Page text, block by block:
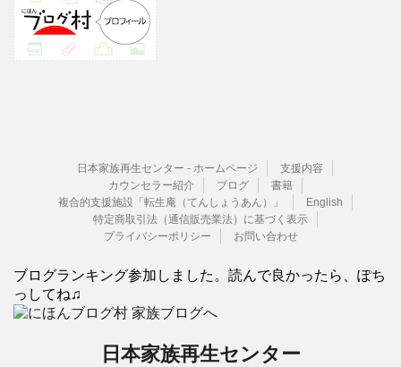
日本家族再生センター - ホームページ
支援内容
カウンセラー紹介
ブログ
書籍
複合的支援施設「転生庵（てんしょうあん）」
English
特定商取引法（通信販売業法）に基づく表示
プライバシーポリシー
お問い合わせ
ブログランキング参加しました。読んで良かったら、ぽち
っしてね♫
日本家族再生センター